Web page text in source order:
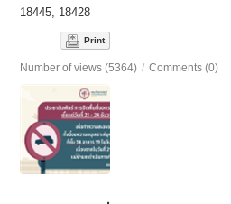
18445, 18428
Print
Number of views (5364) / Comments (0)